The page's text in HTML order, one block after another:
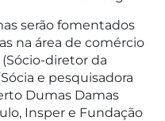
serão fomentados
na área de comércio
diretor da
e pesquisadora
Dumas Damas
Insper e Fundação